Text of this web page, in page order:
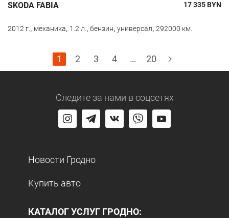
SKODA FABIA 17 335BYN
2012 г., механика, 1.2 л., бензин, универсал, 292000 км.
1 2 3 4 … 20
Следите за нами в соцсетях
Новости Гродно
Купить авто
КАТАЛОГ УСЛУГ ГРОДНО: